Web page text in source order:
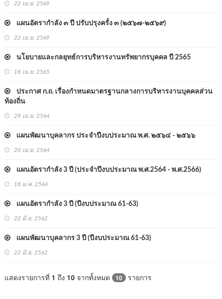
22 เม.ย. 2569
แผนอัตรากำลัง ๓ ปี ปรับปรุงครั้ง ๓ (๒๕๖๗-๒๕๖๙)
22 เม.ย. 2569
นโยบายและกลยุทธ์การบริหารงานทรัพยากรบุคคล ปี 2565
18 เม.ย. 2565
ประกาศ ก.ถ. เรื่องกำหนดมาตรฐานกลางการบริหารงานบุคคลส่วน
ท้องถิ่น
29 เม.ย. 2564
แผนพัฒนาบุคลากร ประจำปีงบประมาณ พ.ศ. ๒๕๖๔ - ๒๕๖๖
20 เม.ย. 2564
แผนอัตรากำลัง 3 ปี (ประจำปีงบประมาณ พ.ศ.2564 - พ.ศ.2566)
18 ม.ค. 2564
แผนอัตรากำลัง 3 ปี (ปีงบประมาณ 61-63)
22 มิ.ย. 2562
แผนพัฒนาบุคลากร 3 ปี (ปีงบประมาณ 61-63)
22 มิ.ย. 2562
แสดงรายการที่ 1 ถึง 10 จากทั้งหมด 10 รายการ